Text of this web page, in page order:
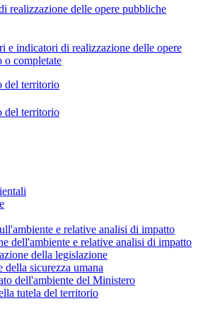
realizzazione delle opere pubbliche
e indicatori di realizzazione delle opere
o completate
del territorio
del territorio
e relative analisi di impatto
dell'ambiente e relative analisi di impatto
della legislazione
della sicurezza umana
dell'ambiente del Ministero
tutela del territorio